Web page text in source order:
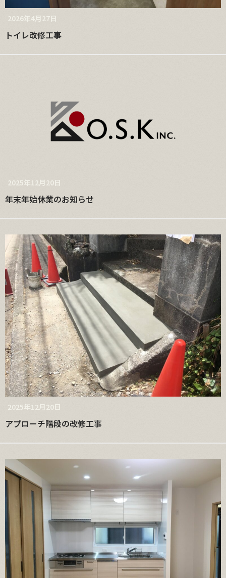
2026年4月27日
トイレ改修工事
2025年12月20日
年末年始休業のお知らせ
2025年12月20日
アプローチ階段の改修工事